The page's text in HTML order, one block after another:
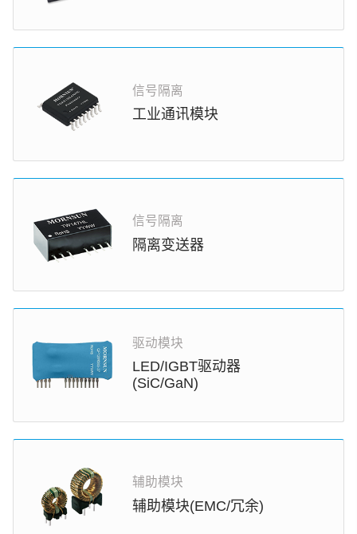
信号隔离
工业通讯模块
信号隔离
隔离变送器
驱动模块
LED/IGBT驱动器
(SiC/GaN)
辅助模块
辅助模块(EMC/冗余)